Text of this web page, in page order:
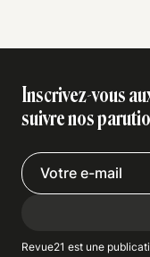
Inscrivez-vous
suivre nos
Revue21 est une